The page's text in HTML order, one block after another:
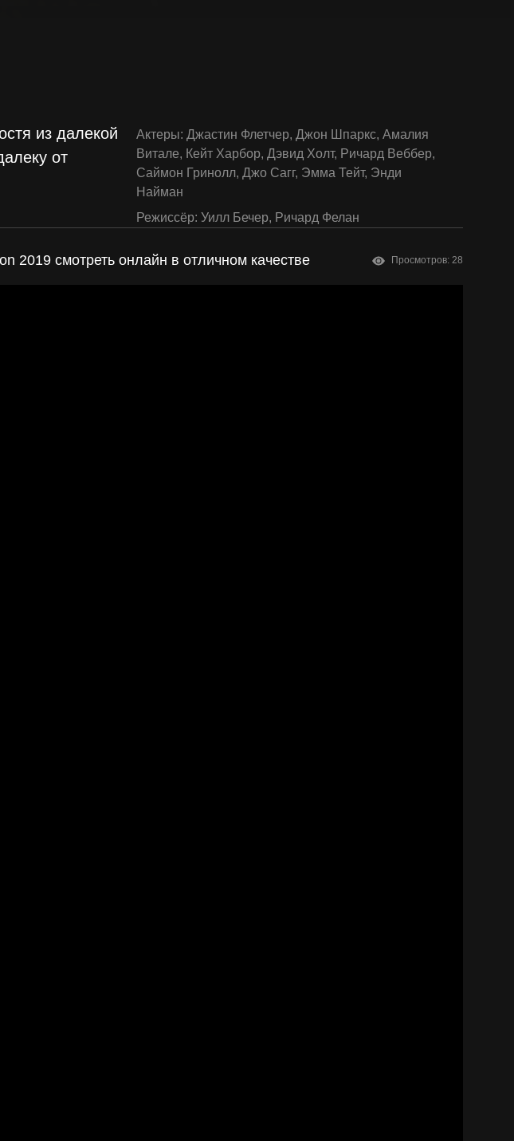
из далекой
от
Актеры: Джастин Флетчер, Джон Шпаркс, Амалия
Витале, Кейт Харбор, Дэвид Холт, Ричард Веббер,
Саймон Гринолл, Джо Сагг, Эмма Тейт, Энди
Найман
Режиссёр: Уилл Бечер, Ричард Фелан
2019 смотреть онлайн в отличном качестве Просмотров: 28